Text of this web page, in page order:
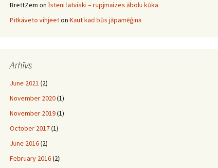
BrettZem on Īsteni latviski – rupjmaizes ābolu kūka
Pitkäveto vihjeeton Kaut kad būs jāpamēģina
Arhīvs
June 2021 (2)
November 2020(1)
November 2019(1)
October 2017(1)
June 2016(2)
February 2016(2)